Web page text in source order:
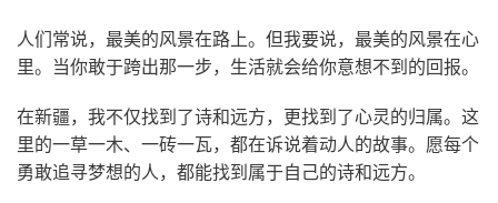
人们常说，最美的风景在路上。但我要说，最美的风景在心
里。当你敢于跨出那一步，生活就会给你意想不到的回报。
在新疆，我不仅找到了诗和远方，更找到了心灵的归属。这
里的一草一木、一砖一瓦，都在诉说着动人的故事。愿每个
勇敢追寻梦想的人，都能找到属于自己的诗和远方。